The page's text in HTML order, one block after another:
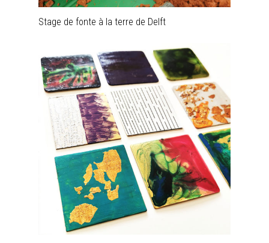
Stage de fonte à la terre de Delft